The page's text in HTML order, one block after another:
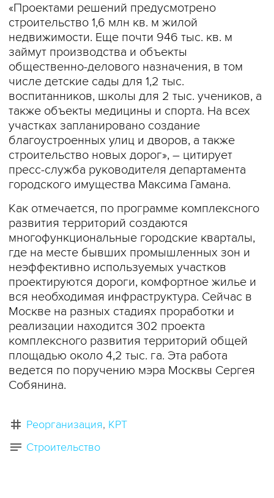
«Проектами решений предусмотрено
строительство 1,6 млн кв. м жилой
недвижимости. Еще почти 946 тыс. кв. м
займут производства и объекты
общественно-делового назначения, в том
числе детские сады для 1,2 тыс.
воспитанников, школы для 2 тыс. учеников, а
также объекты медицины и спорта. На всех
участках запланировано создание
благоустроенных улиц и дворов, а также
строительство новых дорог», – цитирует
пресс-служба руководителя департамента
городского имущества Максима Гамана.
Как отмечается, по программе комплексного
развития территорий создаются
многофункциональные городские кварталы,
где на месте бывших промышленных зон и
неэффективно используемых участков
проектируются дороги, комфортное жилье и
вся необходимая инфраструктура. Сейчас в
Москве на разных стадиях проработки и
реализации находится 302 проекта
комплексного развития территорий общей
площадью около 4,2 тыс. га. Эта работа
ведется по поручению мэра Москвы Сергея
Собянина.
Реорганизация КРТ
Строительство